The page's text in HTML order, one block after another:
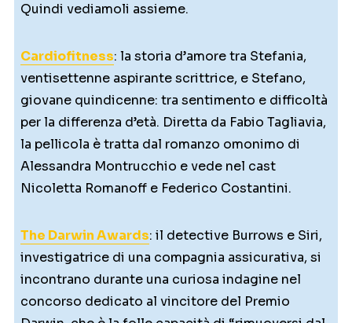
Quindi vediamoli assieme.
Cardiofitness: la storia d’amore tra Stefania,
ventisettenne aspirante scrittrice, e Stefano,
giovane quindicenne: tra sentimento e difficoltà
per la differenza d’età. Diretta da Fabio Tagliavia,
la pellicola è tratta dal romanzo omonimo di
Alessandra Montrucchio e vede nel cast
Nicoletta Romanoff e Federico Costantini.
The Darwin Awards: il detective Burrows e Siri,
investigatrice di una compagnia assicurativa, si
incontrano durante una curiosa indagine nel
concorso dedicato al vincitore del Premio